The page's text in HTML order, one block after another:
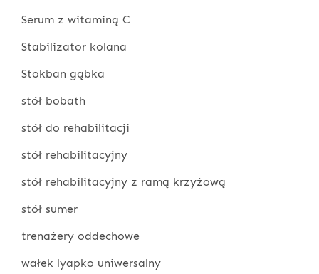
Serum z witaminą C
Stabilizator kolana
Stokban gąbka
stół bobath
stół do rehabilitacji
stół rehabilitacyjny
stół rehabilitacyjny z ramą krzyżową
stół sumer
trenażery oddechowe
wałek lyapko uniwersalny